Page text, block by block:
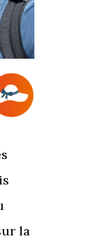
la